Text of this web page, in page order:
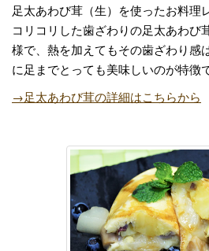
足太あわび茸（生）を使ったお料理
コリコリした歯ざわりの足太あわび
様で、熱を加えてもその歯ざわり感
に足までとっても美味しいのが特徴で
→足太あわび茸の詳細はこちらから